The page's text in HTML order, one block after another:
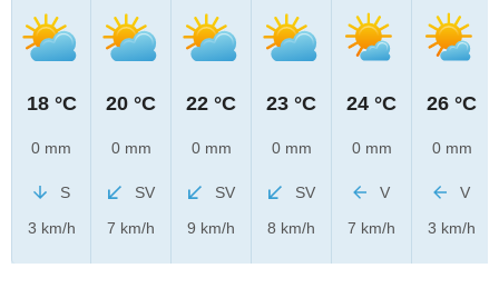
18 °C
0 mm
S
3 km/h
20 °C
0 mm
SV
7 km/h
22 °C
0 mm
SV
9 km/h
23 °C
0 mm
SV
8 km/h
24 °C
0 mm
V
7 km/h
26 °C
0 mm
V
3 km/h